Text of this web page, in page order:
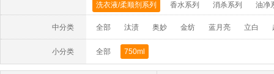
洗衣液/柔顺剂系列 香水系列 消杀系列 油净
啫喱膏/水系列 厨房油污系列 玻璃/地板/清洁系
牙膏系列 牙刷系列 固发定型系列 染发系列
洗洁精系列 保健品系列
中分类 全部 汰渍 奥妙 金纺 蓝月亮 立白
小分类 全部 750ml